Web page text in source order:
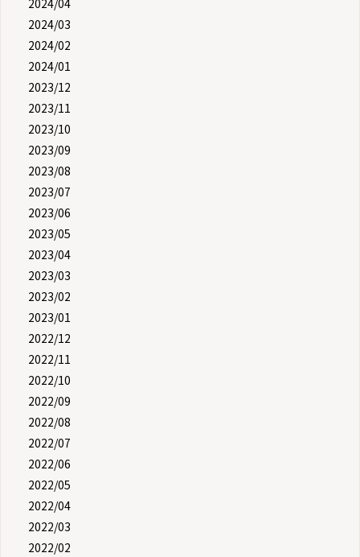
2024/04
2024/03
2024/02
2024/01
2023/12
2023/11
2023/10
2023/09
2023/08
2023/07
2023/06
2023/05
2023/04
2023/03
2023/02
2023/01
2022/12
2022/11
2022/10
2022/09
2022/08
2022/07
2022/06
2022/05
2022/04
2022/03
2022/02